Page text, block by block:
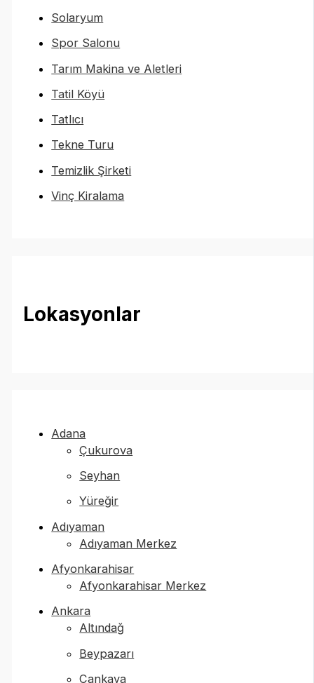
Solaryum
Spor Salonu
Tarım Makina ve Aletleri
Tatil Köyü
Tatlıcı
Tekne Turu
Temizlik Şirketi
Vinç Kiralama
Lokasyonlar
Adana
Çukurova
Seyhan
Yüreğir
Adıyaman
Adıyaman Merkez
Afyonkarahisar
Afyonkarahisar Merkez
Ankara
Altındağ
Beypazarı
Çankaya